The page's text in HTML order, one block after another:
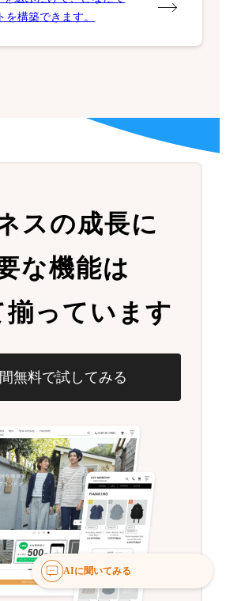
を構築できます。
スの成長に
な機能は
っています
無料で試してみる
AIに聞いてみる